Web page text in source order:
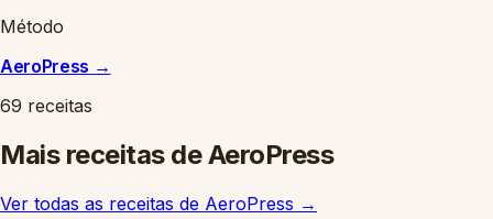
Método
AeroPress →
69 receitas
Mais receitas de AeroPress
Ver todas as receitas de AeroPress →